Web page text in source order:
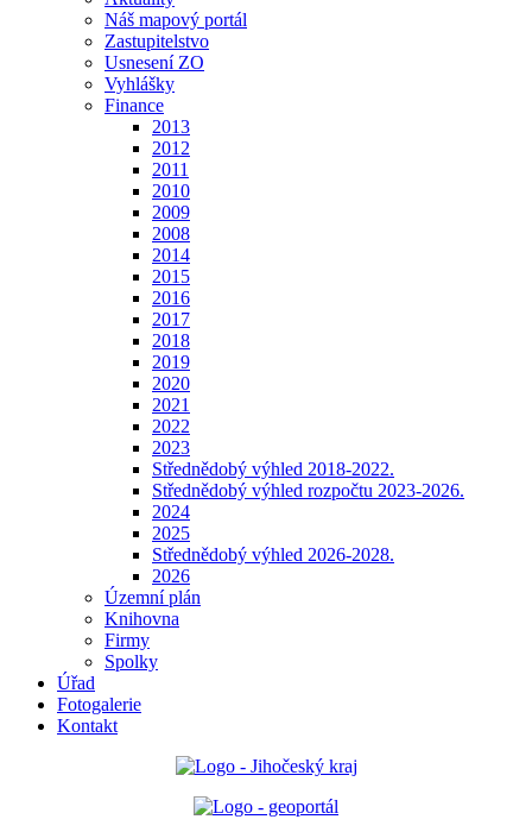
Náš mapový portál
Zastupitelstvo
Usnesení ZO
Vyhlášky
Finance
2013
2012
2011
2010
2009
2008
2014
2015
2016
2017
2018
2019
2020
2021
2022
2023
Střednědobý výhled 2018-2022.
Střednědobý výhled rozpočtu 2023-2026.
2024
2025
Střednědobý výhled 2026-2028.
2026
Územní plán
Knihovna
Firmy
Spolky
Úřad
Fotogalerie
Kontakt